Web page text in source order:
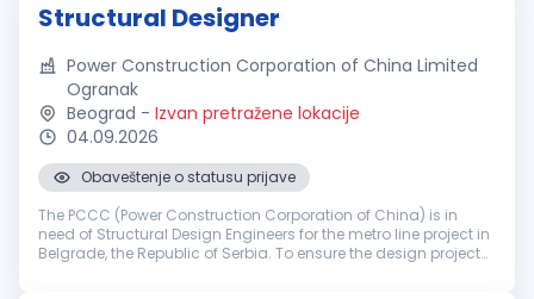
Structural Designer
Power Construction Corporation of China Limited
Ogranak
Beograd - Izvan pretražene lokacije
04.09.2026
Obaveštenje o statusu prijave
The PCCC (Power Construction Corporation of China) is in
need of Structural Design Engineers for the metro line project in
Belgrade, the Republic of Serbia. To ensure the design project